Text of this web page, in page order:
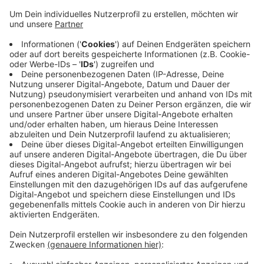
Veröffentlicht:Montag, 26.05.2025 14:35
Anzeige
In Herdecke ist der Biomüll mit nur 1,8 Prozent
Fremdstoffen am saubersten. Mit der kreisweiten
Kampagne "#wirfuerbio" wollen der Kreis und die
Städte weiter an sauberem Biomüll arbeiten. Seit
diesem Monat (Mai) gilt zudem eine neue Regel:
Falsch befüllte Biotonnen können jetzt auch
kostenpflichtig als Restabfall entsorgt werden.
Anzeige